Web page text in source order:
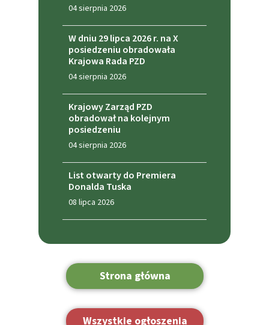
04 sierpnia 2026
W dniu 29 lipca 2026 r. na X
posiedzeniu obradowała
Krajowa Rada PZD
04 sierpnia 2026
Krajowy Zarząd PZD
obradował na kolejnym
posiedzeniu
04 sierpnia 2026
List otwarty do Premiera
Donalda Tuska
08 lipca 2026
Wszystkie ogłoszenia
Strona główna